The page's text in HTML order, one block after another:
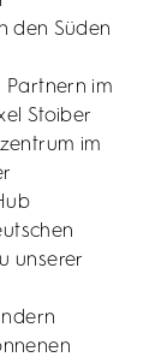
den Süden
Partnern im
Stoiber
im
unserer